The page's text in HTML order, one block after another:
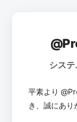
シス
平素より
き、誠にあり